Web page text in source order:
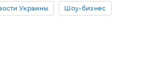
Украины Шоу-бизнес